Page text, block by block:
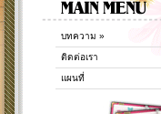
บทความ »
ติดต่อเรา
แผนที่